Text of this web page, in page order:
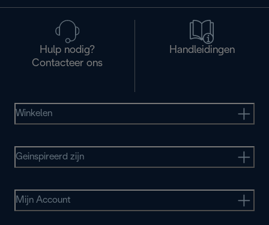
Hulp nodig?
Contacteer ons
Handleidingen
Winkelen
Geinspireerd zijn
Mijn Account